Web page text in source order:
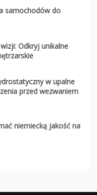
samochodów do
Odkryj unikalne
w upalne
przed wezwaniem
niemiecką jakość na